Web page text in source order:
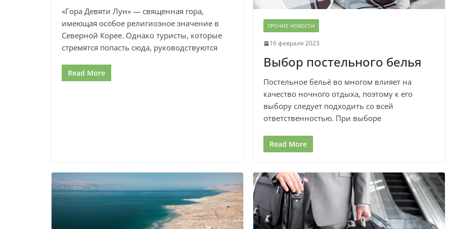
«Гора Девяти Лун» — священная гора,
имеющая особое религиозное значение в
Северной Корее. Однако туристы, которые
стремятся попасть сюда, руководствуются
Read More
ПРОЧИЕ НОВОСТИ
16 февраля 2023
Выбор постельного белья
Постельное бельё во многом влияет на
качество ночного отдыха, поэтому к его
выбору следует подходить со всей
ответственностью. При выборе
Read More